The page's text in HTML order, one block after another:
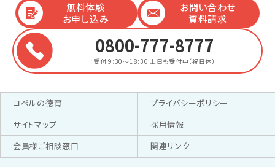
無料体験
お申し込み
お問い合わせ
資料請求
0800-777-8777
受付 9:30～18:30 土日も受付中（祝日休）
コペルの徳育
プライバシーポリシー
サイトマップ
採用情報
会員様ご相談窓口
関連リンク